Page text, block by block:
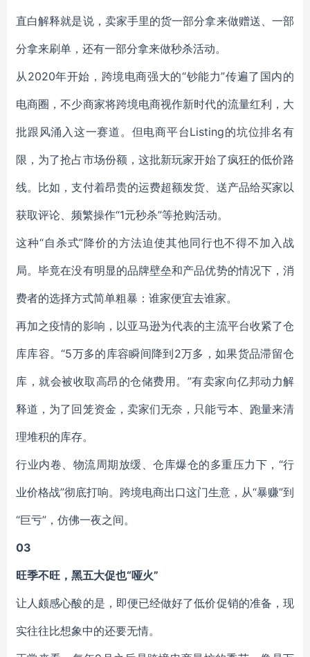
直白解释就是说，卖家手里的货一部分拿来做赠送、一部
分拿来刷单，还有一部分拿来做秒杀活动。
从2020年开始，跨境电商强大的“钞能力”传遍了国内的
电商圈，不少商家将跨境电商视作新时代的流量红利，大
批跟风涌入这一赛道。但电商平台Listing的坑位排名有
限，为了抢占市场份额，这批新玩家开始了疯狂的低价路
线。比如，支付着昂贵的运费超额发货、送产品给买家以
获取评论、频繁操作“1元秒杀”等抢购活动。
这种“自杀式”降价的方法迫使其他同行也不得不加入战
局。毕竟在没有明显的品牌壁垒和产品优势的情况下，消
费者的选择方式简单粗暴：谁家便宜去谁家。
再加之疫情的影响，以亚马逊为代表的主流平台收紧了仓
库库容。“5万多的库容瞬间降到2万多，如果货品滞留仓
库，就会被收取高昂的仓储费用。”有卖家向亿邦动力解
释道，为了回笼资金，卖家们无奈，只能亏本、跑量来清
理堆积的库存。
行业内卷、物流周期放缓、仓库爆仓的多重压力下，“行
业价格战”彻底打响。跨境电商出口这门生意，从“暴赚”到
“巨亏”，仿佛一夜之间。
03
旺季不旺，黑五大促也“哑火”
让人颇感心酸的是，即便已经做好了低价促销的准备，现
实往往比想象中的还要无情。